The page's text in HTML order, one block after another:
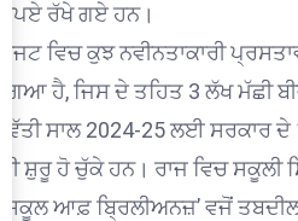
ਰੁਪਏ ਰੱਖੇ ਗਏ ਹਨ।
ਬਜਟ ਵਿਚ ਕੁਝ ਨਵੀਨਤਾਕਾਰੀ
ਗਿਆ ਹੈ, ਜਿਸ ਦੇ ਤਹਿਤ 3 ਲੱਖ ਮੱਛੀ
ਵਿੱਤੀ ਸਾਲ 2024-25 ਲਈ
ਹੀ ਸ਼ੁਰੂ ਹੋ ਚੁੱਕੇ ਹਨ। ਰਾਜ ਵਿਚ
‘ਸਕੂਲ ਆਫ਼ ਬ੍ਰਿਲੀਅਨਜ਼’ ਵਜੋਂ